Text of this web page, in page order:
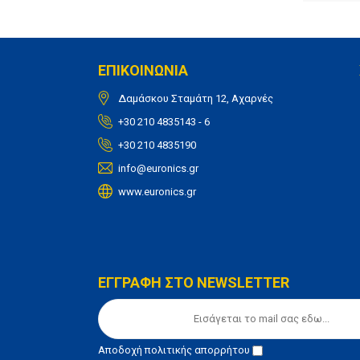
ΕΠΙΚΟΙΝΩΝΙΑ
Δαμάσκου Σταμάτη 12, Αχαρνές
+30 210 4835143 - 6
+30 210 4835190
info@euronics.gr
www.euronics.gr
ΕΓΓΡΑΦΗ ΣΤΟ NEWSLETTER
Αποδοχήπολιτικής απορρήτου